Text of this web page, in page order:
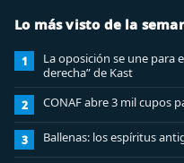
Lo más visto de la
1
La oposición se une para
derecha” de Kast
2 CONAF abre 3 mil cupos
3 Ballenas: los espíritus